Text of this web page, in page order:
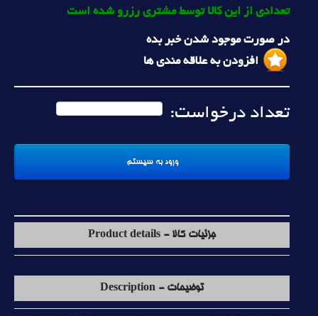
تعدادی از این کالا توسط مشتری رزرو شده است
در صورت موجود شدن خبر بده
افزودن به علاقه مندی ها
تعداد درخواست:
جزئیات کالا - Product details
توضیحات - Description